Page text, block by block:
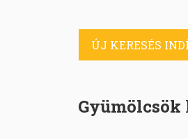
ÚJ KERESÉS
Gyümölcsök